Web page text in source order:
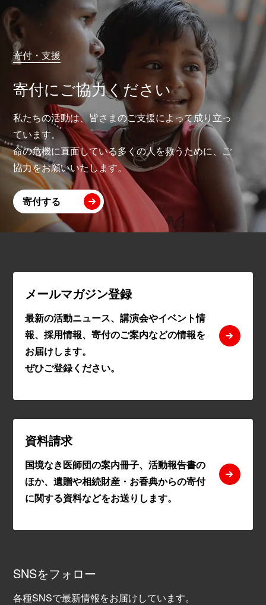
寄付・支援
寄付にご協力ください
私たちの活動は、皆さまのご支援によって成り立っ
ています。
命の危機に直面している多くの人を救うために、ご
協力をお願いいたします。
寄付する
メールマガジン登録
最新の活動ニュース、講演会やイベント情
報、採用情報、寄付のご案内などの情報を
お届けします。
ぜひご登録ください。
資料請求
国境なき医師団の案内冊子、活動報告書の
ほか、遺贈や相続財産・お香典からの寄付
に関する資料などをお送りします。
SNSをフォロー
各種SNSで最新情報をお届けしています。